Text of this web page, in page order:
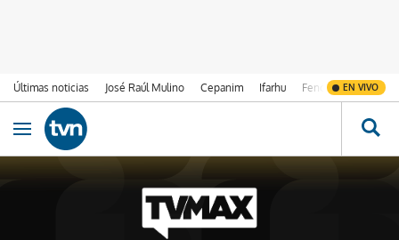
Últimas noticias José Raúl Mulino Cepanim Ifarhu Fenómeno de El
EN VIVO
Ir al contenido
Obrir navegació